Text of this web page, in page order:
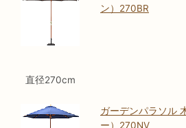
直径270cm
ン）270BR
ガーデンパラソル
ー）270NV